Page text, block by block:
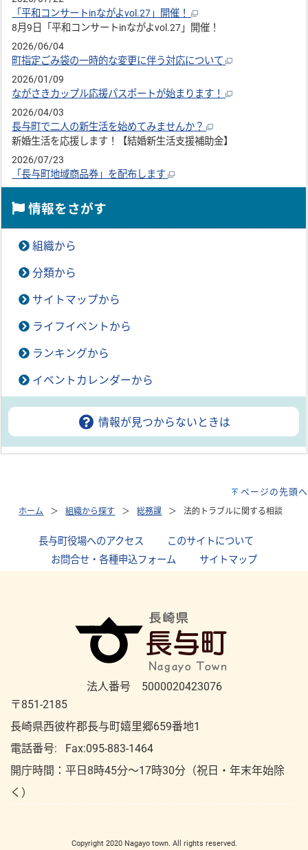
「平和コンサートinながよvol.27」開催！
8月9日「平和コンサートinながよvol.27」開催！
2026/06/04
町指定ごみ袋の一時的な変更に伴う対応について
2026/01/09
ながさきカップル応援パスポートが始まります！
2026/04/03
長与町で二人の新生活を始めてみませんか？
新婚生活を応援します！【結婚新生活支援補助金】
2026/07/23
「長与町地域商品券」を配布します
情報をさがす
組織から
分類から
サイトマップから
ライフイベントから
ランキングから
イベントカレンダーから
情報が見つからないときは
ページの先頭へ
ホーム 組織から探す 総務課 法的トラブルに関する相談
長与町役場へのアクセス このサイトについて
お問合せ・各種申込フォーム
サイトマップ
法人番号 5000020423076
〒851-2185
長崎県西彼杵郡長与町嬉里郷659番地1
電話番号: Fax:095-883-1464
開庁時間：平⽇8時45分～17時30分（祝⽇・年末年始除
く）
Copyright 2020 Nagayo town. All rights reserved.